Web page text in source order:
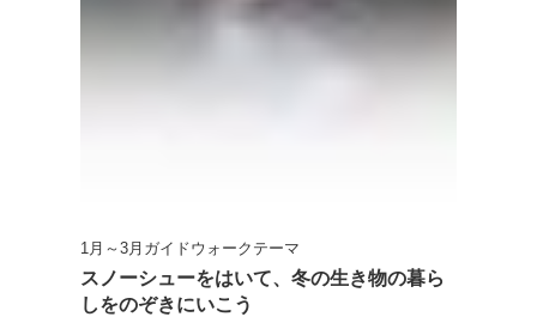
1月～3月ガイドウォークテーマ
スノーシューをはいて、冬の生き物の暮ら
しをのぞきにいこう